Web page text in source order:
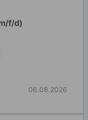
f/d)
06.08.2026